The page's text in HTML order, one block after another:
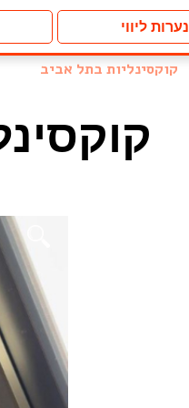
נערות ליווי
קוקסינליות בתל אביב